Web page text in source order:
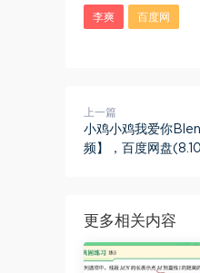
李爽 百度网
上一篇
小鸡小鸡我爱你
频】，百度网盘
更多相关内容